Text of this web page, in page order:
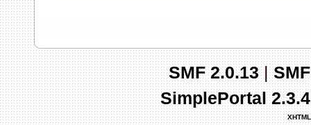
03 Апреля 2026, 10:02:33
whookey:GenKass: с
03 Апреля 2026, 05:22:56
SMF 2.0.13|
SimplePortal
XHTML